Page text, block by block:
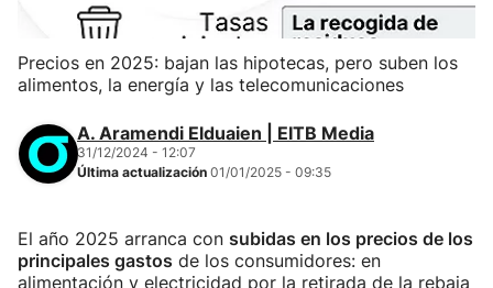
Precios en 2025: bajan las hipotecas, pero suben los
alimentos, la energía y las telecomunicaciones
A. Aramendi Elduaien | EITB Media
31/12/2024 - 12:07
Última actualización 01/01/2025 - 09:35
El año 2025 arranca con subidas en los precios de los
principales gastos de los consumidores: en
alimentación y electricidad por la retirada de la rebaja